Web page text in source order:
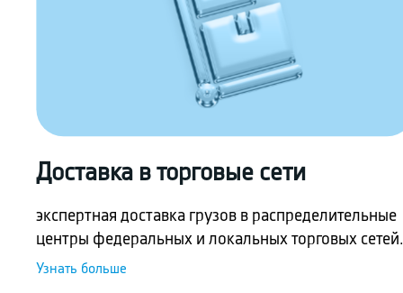
Доставка в торговые сети
экспертная доставка грузов в распределительные
центры федеральных и локальных торговых сетей.
Узнать больше